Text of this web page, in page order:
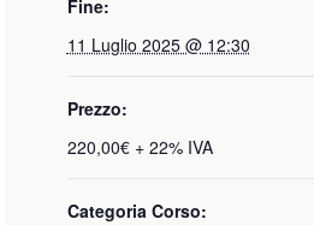
Fine:
11 Luglio 2025 @ 12:30
Prezzo:
220,00€ + 22% IVA
Categoria Corso: